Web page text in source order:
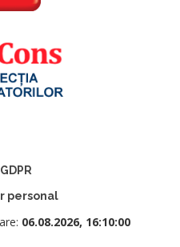
personal
06.08.2026, 16:10:00